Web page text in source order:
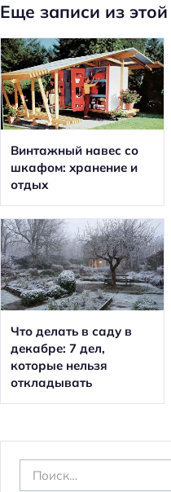
Еще записи из
Винтажный навес со
шкафом: хранение и
отдых
Что делать в саду в
декабре: 7 дел,
которые нельзя
откладывать
а